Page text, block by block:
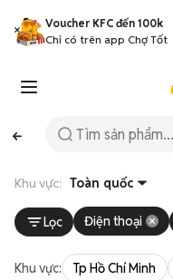
Voucher KFC đến 100k
Chỉ có trên app Chợ Tốt
Khu vực: Toàn quốc
Lọc Điện thoại
Khu vực: Tp Hồ Chí Minh